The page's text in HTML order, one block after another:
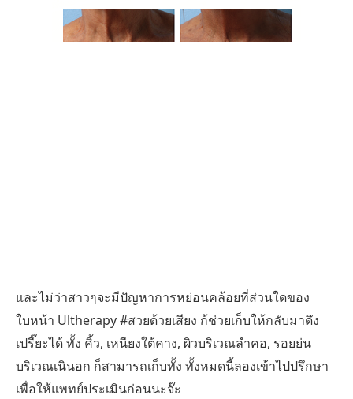
และไม่ว่าสาวๆจะมีปัญหาการหย่อนคล้อยที่ส่วนใดของ
ใบหน้า Ultherapy #สวยด้วยเสียง ก้ช่วยเก็บให้กลับมาดึง
เปรี๊ยะได้ ทั้ง คิ้ว, เหนียงใต้คาง, ผิวบริเวณลำคอ, รอยย่น
บริเวณเนินอก ก็สามารถเก็บทั้ง ทั้งหมดนี้ลองเข้าไปปรึกษา
เพื่อให้แพทย์ประเมินก่อนนะจ๊ะ